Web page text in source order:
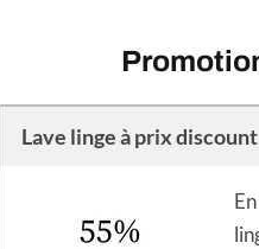
Lave linge à prix discount